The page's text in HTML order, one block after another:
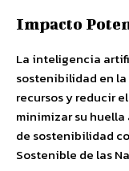
Impacto
La inteligencia
sostenibilidad en
recursos y reducir
minimizar su
de sostenibilidad
Sostenible de las